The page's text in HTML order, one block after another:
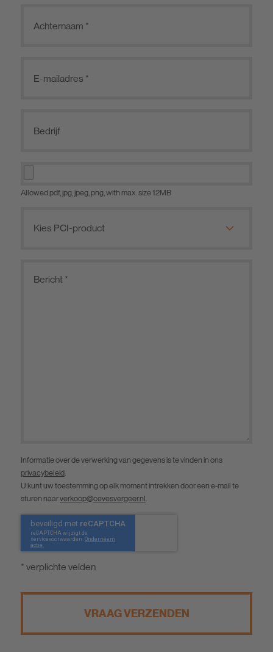
Allowed pdf, jpg, jpeg, png, with max. size 12MB
Informatie over de verwerking van gegevens is te vinden in ons
privacybeleid.
U kunt uw toestemming op elk moment intrekken door een e-mail te
sturen naarverkoop@cevesvergeer.nl.
* verplichte velden
VRAAG VERZENDEN